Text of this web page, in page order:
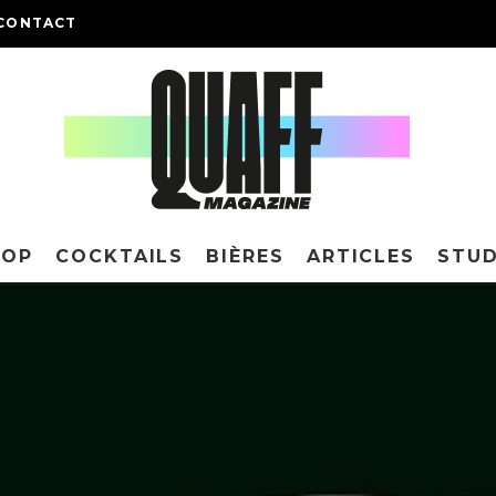
COCKTAILS BIÈRES ARTICLES